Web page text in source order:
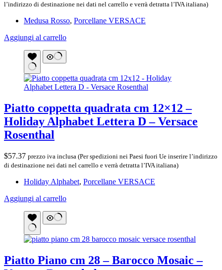
l’indirizzo di destinazione nei dati nel carrello e verrà detratta l’IVA italiana)
Medusa Rosso, Porcellane VERSACE
Aggiungi al carrello
Piatto coppetta quadrata cm 12×12 –
Holiday Alphabet Lettera D – Versace
Rosenthal
$57.37 prezzo iva inclusa (Per spedizioni nei Paesi fuori Ue inserire l’indirizzo
di destinazione nei dati nel carrello e verrà detratta l’IVA italiana)
Holiday Alphabet, Porcellane VERSACE
Aggiungi al carrello
Piatto Piano cm 28 – Barocco Mosaic –